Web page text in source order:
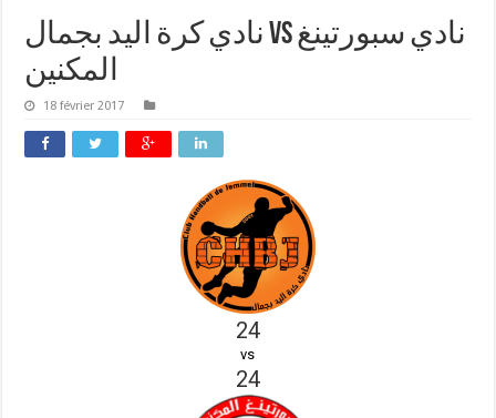
نادي كرة اليد بجمال vs نادي سبورتينغ
المكنين
18 février 2017
24
vs
24